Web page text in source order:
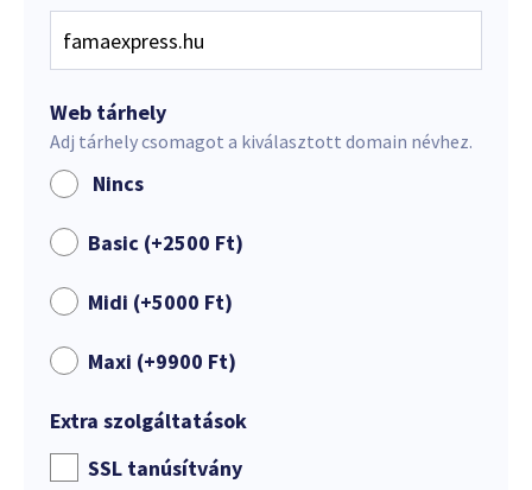
Web tárhely
Adj tárhely csomagot a kiválasztott domain névhez.
Nincs
Basic (+2500 Ft)
Midi (+5000 Ft)
Maxi (+9900 Ft)
Extra szolgáltatások
SSL tanúsítvány